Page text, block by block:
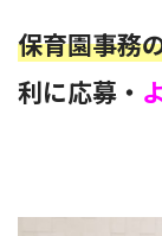
保育園事務
利に応募・